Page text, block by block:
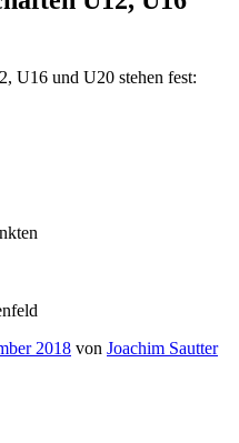
U16 und U20 stehen fest:
2018 von Joachim Sautter